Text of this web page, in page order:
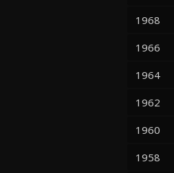
1968
1966
1964
1962
1960
1958